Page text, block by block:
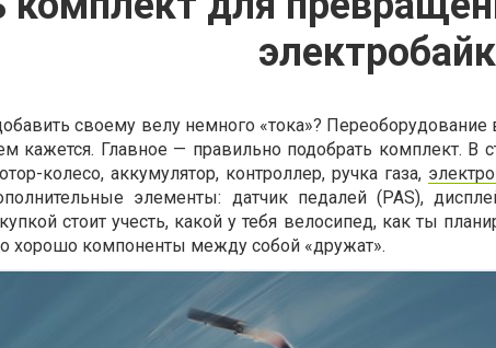
электробайк
своему велу немного «тока»? Переоборудование
кажется. Главное — правильно подобрать комплект. В
колесо, аккумулятор, контроллер, ручка газа,
элементы: датчик педалей (PAS),
стоит учесть, какой у тебя велосипед, как ты
хорошо компоненты между собой «дружат».